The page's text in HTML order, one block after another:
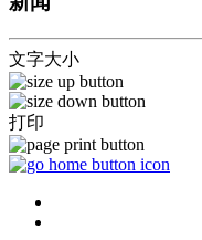
文字大小
打印